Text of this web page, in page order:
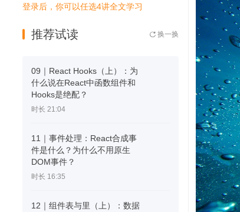
登录后，你可以任选4讲全文学习
推荐试读  换一换
09｜React Hooks（上）：为
什么说在React中函数组件和
Hooks是绝配？
时长 21:04
11｜事件处理：React合成事
件是什么？为什么不用原生
DOM事件？
时长 16:35
12｜组件表与里（上）：数据